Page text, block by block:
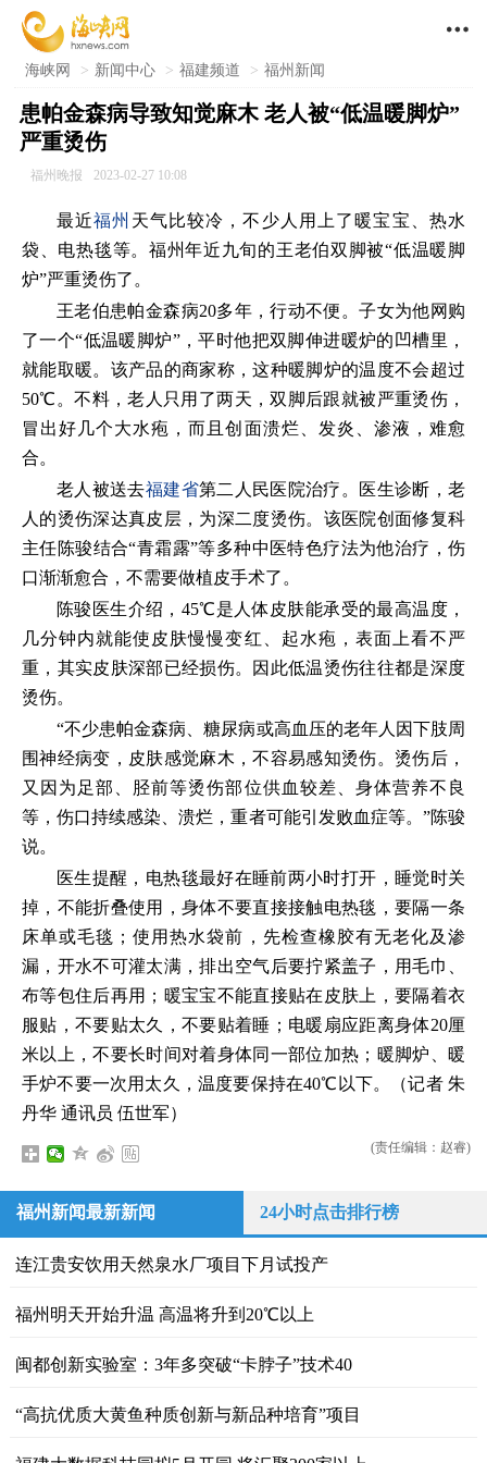

海峡网 > 新闻中心 > 福建频道 > 福州新闻
患帕金森病导致知觉麻木 老人被“低温暖脚炉”
严重烫伤
福州晚报 2023-02-27 10:08
最近福州 天气比较冷，不少人用上了暖宝宝、热水
袋、电热毯等。福州年近九旬的王老伯双脚被“低温暖脚
炉”严重烫伤了。
王老伯患帕金森病20多年，行动不便。子女为他网购
了一个“低温暖脚炉”，平时他把双脚伸进暖炉的凹槽里，
就能取暖。该产品的商家称，这种暖脚炉的温度不会超过
50℃。不料，老人只用了两天，双脚后跟就被严重烫伤，
冒出好几个大水疱，而且创面溃烂、发炎、渗液，难愈
合。
老人被送去福建省第二人民医院治疗。医生诊断，老
人的烫伤深达真皮层，为深二度烫伤。该医院创面修复科
主任陈骏结合“青霜露”等多种中医特色疗法为他治疗，伤
口渐渐愈合，不需要做植皮手术了。
陈骏医生介绍，45℃是人体皮肤能承受的最高温度，
几分钟内就能使皮肤慢慢变红、起水疱，表面上看不严
重，其实皮肤深部已经损伤。因此低温烫伤往往都是深度
烫伤。
“不少患帕金森病、糖尿病或高血压的老年人因下肢周
围神经病变，皮肤感觉麻木，不容易感知烫伤。烫伤后，
又因为足部、胫前等烫伤部位供血较差、身体营养不良
等，伤口持续感染、溃烂，重者可能引发败血症等。”陈骏
说。
医生提醒，电热毯最好在睡前两小时打开，睡觉时关
掉，不能折叠使用，身体不要直接接触电热毯，要隔一条
床单或毛毯；使用热水袋前，先检查橡胶有无老化及渗
漏，开水不可灌太满，排出空气后要拧紧盖子，用毛巾、
布等包住后再用；暖宝宝不能直接贴在皮肤上，要隔着衣
服贴，不要贴太久，不要贴着睡；电暖扇应距离身体20厘
米以上，不要长时间对着身体同一部位加热；暖脚炉、暖
手炉不要一次用太久，温度要保持在40℃以下。（记者 朱
丹华 通讯员 伍世军）
(责任编辑：赵睿)
福州新闻最新新闻 24小时点击排行榜
连江贵安饮用天然泉水厂项目下月试投产
福州明天开始升温 高温将升到20℃以上
闽都创新实验室：3年多突破“卡脖子”技术40
“高抗优质大黄鱼种质创新与新品种培育”项目